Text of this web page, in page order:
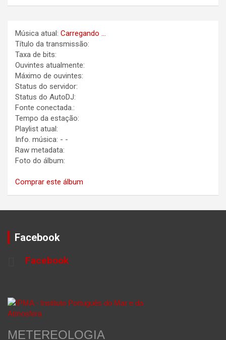
Música atual: Carregando ...
Título da transmissão:
Taxa de bits:
Ouvintes atualmente:
Máximo de ouvintes:
Status do servidor:
Status do AutoDJ:
Fonte conectada.:
Tempo da estação:
Playlist atual:
Info. música: - -
Raw metadata:
Foto do álbum:
Comprar este álbum
Facebook
Facebook
METEREOLOGIA